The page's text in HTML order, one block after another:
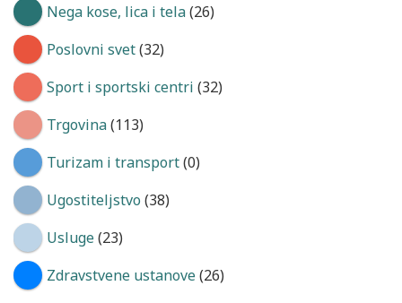
Nega kose, lica i tela(26)
Poslovni svet(32)
Sport i sportski centri (32)
Trgovina(113)
Turizam i transport(0)
Ugostiteljstvo (38)
Usluge(23)
Zdravstvene ustanove(26)